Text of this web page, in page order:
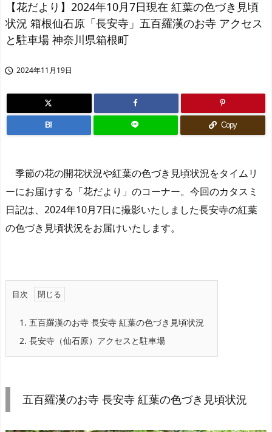
【花だより】2024年10月7日現在 紅葉の色づき見頃
状況 箱根仙石原「長安寺」五百羅漢のお寺 アクセス
と駐車場 神奈川県箱根町
 2024年11月19日
B! Copy
季節の花の開花状況や紅葉の色づき見頃状況をタイムリ
ーにお届けする「花だより」のコーナー。今回のカタスミ
日記は、2024年10月7日に撮影いたしました長安寺の紅葉
の色づき見頃状況をお届けいたします。
目次
1. 五百羅漢のお寺 長安寺 紅葉の色づき見頃状況
2. 長安寺（仙石原）アクセスと駐車場
五百羅漢のお寺 長安寺 紅葉の色づき見頃状況